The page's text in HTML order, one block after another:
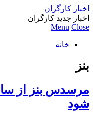
اخبار کارگران
اخبار جدید کارگران
Menu Close
خانه
بنز
شود